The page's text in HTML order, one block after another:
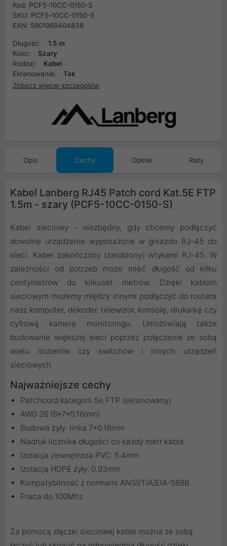
Kod: PCF5-10CC-0150-S
SKU: PCF5-10CC-0150-S
EAN: 5901969404838
Długość:
1.5 m
Kolor:
Szary
Rodzaj:
Kabel
Ekranowanie:
Tak
Zobacz więcej szczegółów
Opis Cechy Opinie Raty
Kabel Lanberg RJ45 Patch cord Kat.5E FTP
1.5m - szary (PCF5-10CC-0150-S)
Kabel sieciowy - niezbędny, gdy chcemy podłączyć
dowolne urządzenie wyposażone w gniazdo RJ-45 do
sieci. Kabel zakończony (zarobiony) wtykami RJ-45. W
zależności od potrzeb może mieć długość od kilku
centymetrów do kilkuset metrów. Dzięki kablom
sieciowym możemy między innymi podłączyć do routera
nasz komputer, dekoder, telewizor, konsolę, drukarkę czy
cyfrową kamerę monitoringu. Umożliwiają także
budowanie większej sieci poprzez połączenie ze sobą
wielu routerów czy switchów i innych urządzeń
sieciowych
Najważniejsze cechy
Patchcord kategorii 5e FTP (ekranowany)
AWG 26 (8*7*0.16mm)
Budowa żyły: linka 7*0.16mm
Nadruk licznika długości co każdy metr kabla
Izolacja zewnętrzna PVC: 5.4mm
Izolacja HDPE żyły: 0.93mm
Kompatybilność z normami ANSI/TIA/EIA-568B
Praca do 100Mhz
Za pomocą złączki sieciowej kable można ze sobą